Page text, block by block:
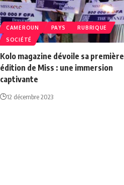
CAMEROUN PAYS
RUBRIQUE
SOCIÉTÉ
Kolo magazine dévoile sa première
édition de Miss : une immersion
captivante
12 décembre 2023